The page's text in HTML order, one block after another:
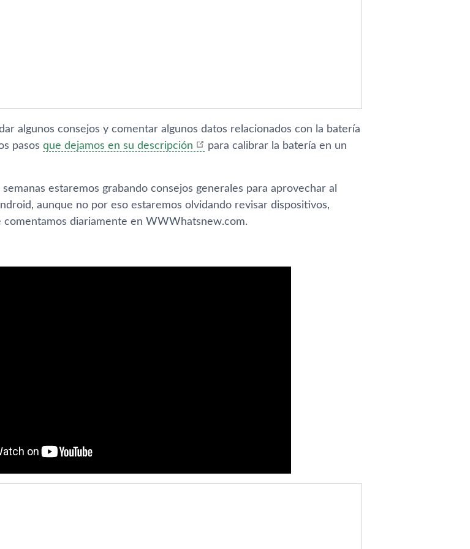
algunos consejos y comentar algunos datos relacionados con la baterí­a
pasos que dejamos en su descripción
para calibrar la baterí­a en un
estaremos grabando consejos generales para aprovechar al
aunque no por eso estaremos olvidando revisar dispositivos,
comentamos diariamente en WWWhatsnew.com.